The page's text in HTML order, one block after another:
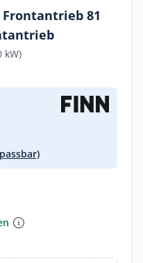
Frontantrieb 81
kW)